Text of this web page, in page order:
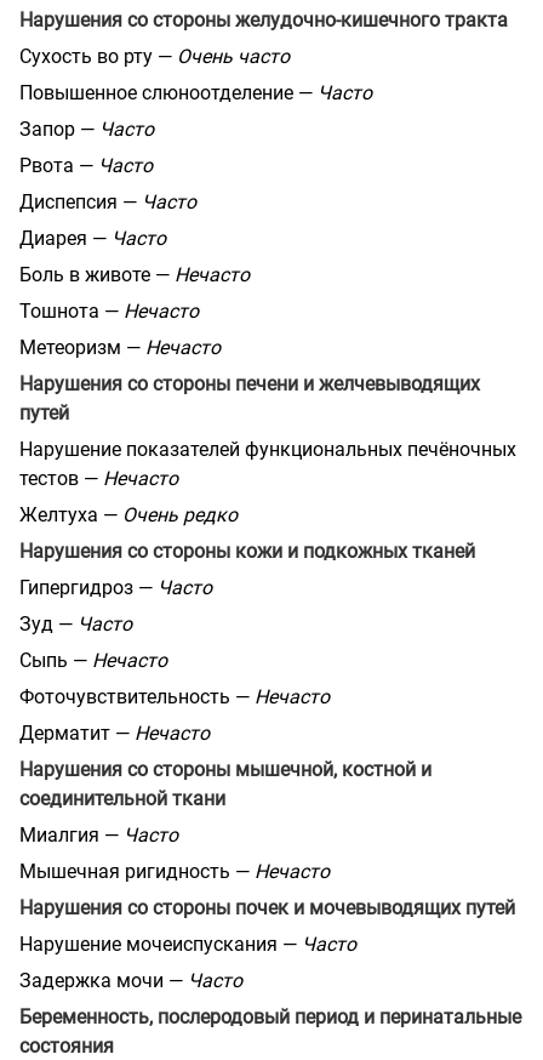
Нарушения со стороны желудочно-кишечного тракта
Сухость во рту — Очень часто
Повышенное слюноотделение — Часто
Запор — Часто
Рвота — Часто
Диспепсия — Часто
Диарея — Часто
Боль в животе — Нечасто
Тошнота — Нечасто
Метеоризм — Нечасто
Нарушения со стороны печени и желчевыводящих
путей
Нарушение показателей функциональных печёночных
тестов — Нечасто
Желтуха — Очень редко
Нарушения со стороны кожи и подкожных тканей
Гипергидроз — Часто
Зуд — Часто
Сыпь — Нечасто
Фоточувствительность — Нечасто
Дерматит — Нечасто
Нарушения со стороны мышечной, костной и
соединительной ткани
Миалгия — Часто
Мышечная ригидность — Нечасто
Нарушения со стороны почек и мочевыводящих путей
Нарушение мочеиспускания — Часто
Задержка мочи — Часто
Беременность, послеродовый период и перинатальные
состояния